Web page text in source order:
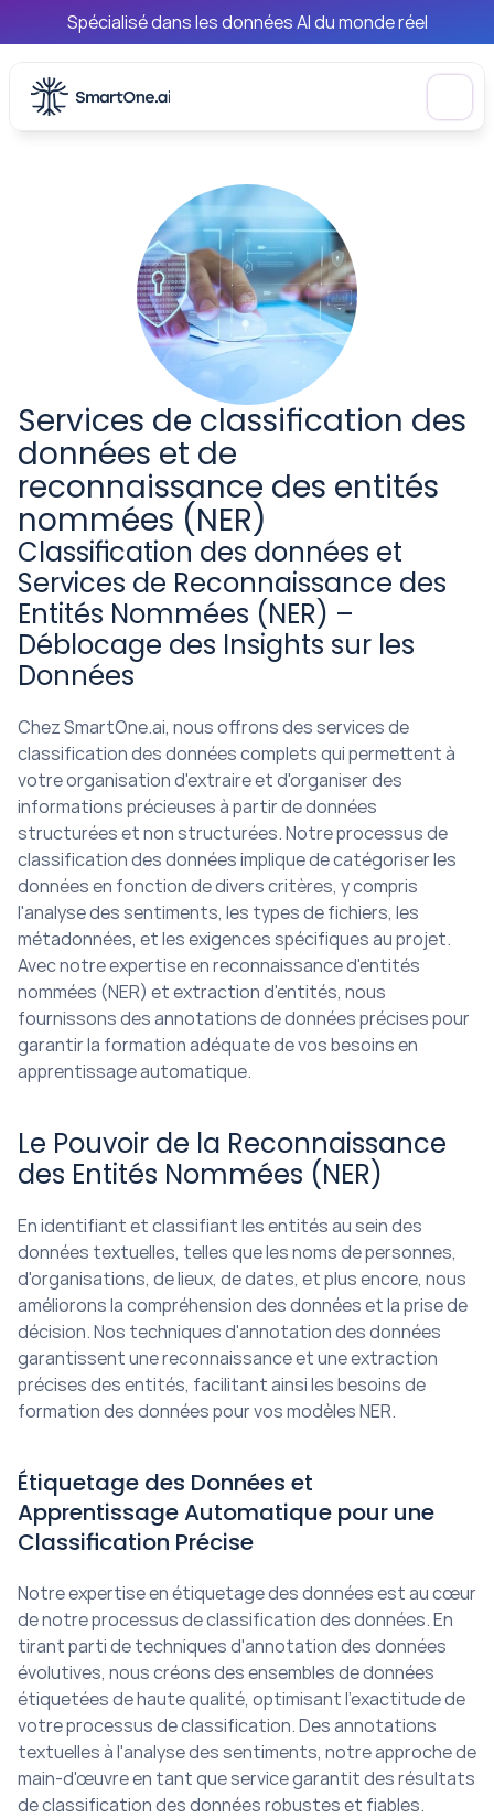
Spécialisé dans les données AI du monde réel
Services de classification des
données et de
reconnaissance des entités
nommées (NER)
Classification des données et
Services de Reconnaissance des
Entités Nommées (NER) –
Déblocage des Insights sur les
Données
Chez SmartOne.ai, nous offrons des services de
classification des données complets qui permettent à
votre organisation d'extraire et d'organiser des
informations précieuses à partir de données
structurées et non structurées. Notre processus de
classification des données implique de catégoriser les
données en fonction de divers critères, y compris
l'analyse des sentiments, les types de fichiers, les
métadonnées, et les exigences spécifiques au projet.
Avec notre expertise en reconnaissance d'entités
nommées (NER) et extraction d'entités, nous
fournissons des annotations de données précises pour
garantir la formation adéquate de vos besoins en
apprentissage automatique.
Le Pouvoir de la Reconnaissance
des Entités Nommées (NER)
En identifiant et classifiant les entités au sein des
données textuelles, telles que les noms de personnes,
d'organisations, de lieux, de dates, et plus encore, nous
améliorons la compréhension des données et la prise de
décision. Nos techniques d'annotation des données
garantissent une reconnaissance et une extraction
précises des entités, facilitant ainsi les besoins de
formation des données pour vos modèles NER.
Étiquetage des Données et
Apprentissage Automatique pour une
Classification Précise
Notre expertise en étiquetage des données est au cœur
de notre processus de classification des données. En
tirant parti de techniques d'annotation des données
évolutives, nous créons des ensembles de données
étiquetées de haute qualité, optimisant l'exactitude de
votre processus de classification. Des annotations
textuelles à l'analyse des sentiments, notre approche de
main-d'œuvre en tant que service garantit des résultats
de classification des données robustes et fiables.